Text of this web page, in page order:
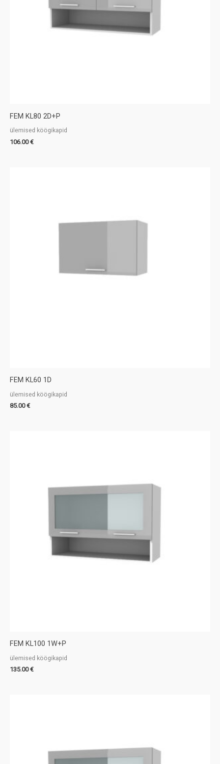
FEM KL80 2D+P
ülemised köögikapid
106.00€
FEM KL60 1D
ülemised köögikapid
85.00€
FEM KL100 1W+P
ülemised köögikapid
135.00€